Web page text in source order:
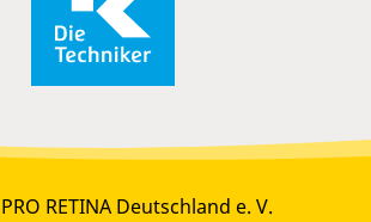
RETINA Deutschland e. V.